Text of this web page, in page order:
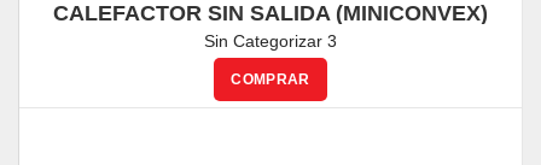
CALEFACTOR SIN SALIDA (MINICONVEX)
TITANIO – 4.300 Kcal/h
Sin Categorizar 3